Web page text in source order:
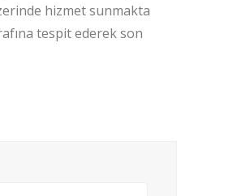
hizmet sunmakta
tespit ederek son